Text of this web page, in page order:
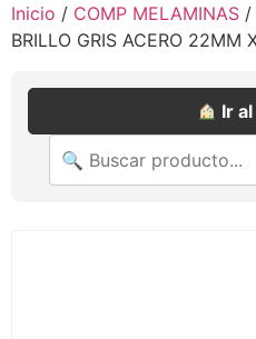
Inicio / COMP MELAMINAS /
BRILLO GRIS ACERO 22MM
Ir